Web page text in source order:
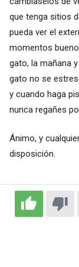
que tenga sitios
pueda ver el
momentos
gato, la mañana
gato no se
y cuando haga
nunca regañes
Ánimo, y
disposición.